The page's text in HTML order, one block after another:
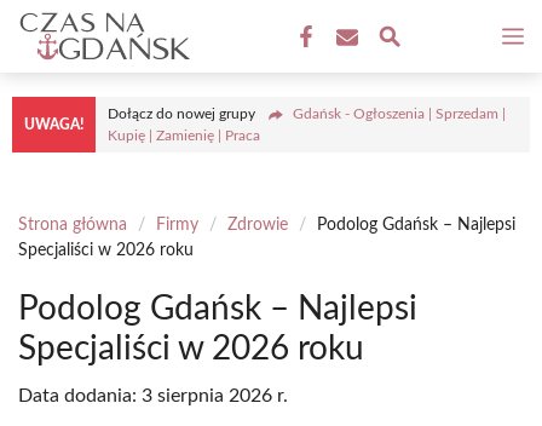
Przejdź
treści
UWAGA!
Dołącz do nowej grupy
Gdańsk - Ogłoszenia | Sprzedam |
Kupię | Zamienię | Praca
Strona główna / Firmy / Zdrowie /
Podolog Gdańsk – Najlepsi
Specjaliści w 2026 roku
Podolog Gdańsk – Najlepsi
Specjaliści w 2026 roku
Data dodania: 3 sierpnia 2026 r.